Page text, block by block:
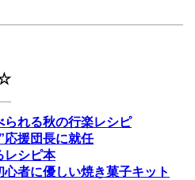
れる秋の行楽レシピ
応援団長に就任
レシピ本
者に優しい焼き菓子キット